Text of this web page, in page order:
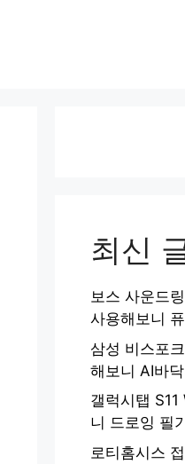
최신
보스 사운드
사용해보니
삼성 비스포
해보니 AI바
갤럭시탭
니 드로잉 필
로티홈시스